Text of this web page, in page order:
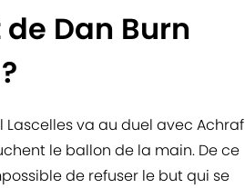
Dan Burn
va au duel avec Achraf
le ballon de la main. De ce
de refuser le but qui se